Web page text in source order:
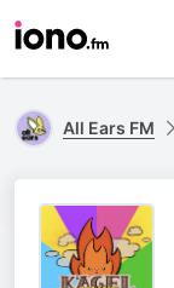
All Ears FM